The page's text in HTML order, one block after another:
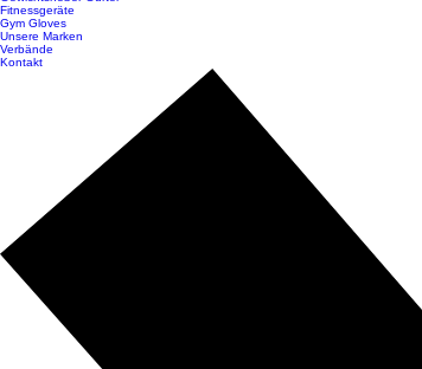
Fitnessgeräte
Gym Gloves
Unsere Marken
Verbände
Kontakt